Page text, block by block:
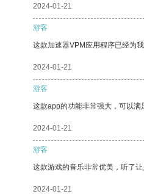
2024-01-21
游客
这款加速器VPM应用程序已经为
2024-01-21
游客
这款app的功能非常强大，可以满
2024-01-21
游客
这款游戏的音乐非常优美，听了让
2024-01-21